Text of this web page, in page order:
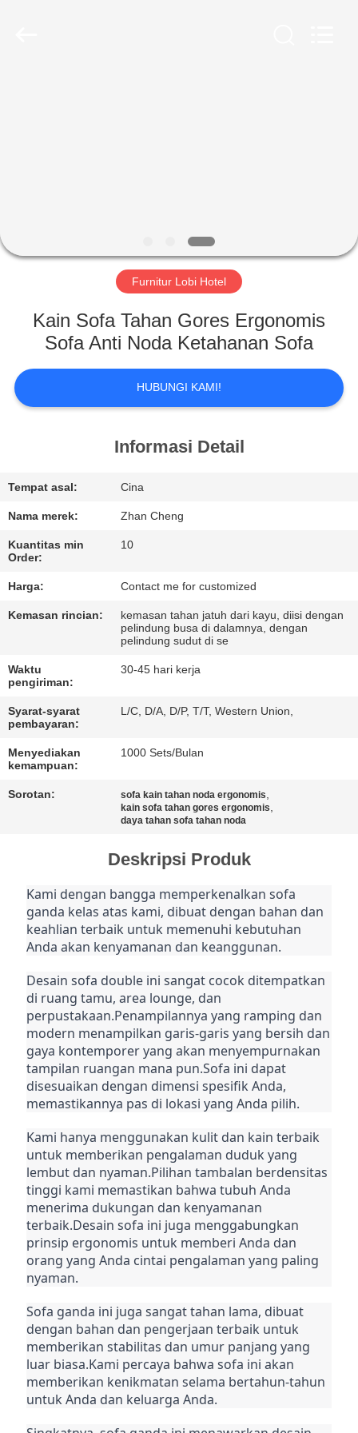
PERTUNJUKAN
VR
TENTANG
KAMI
TUR
PABRIK
KUALITAS
MINTA
KUTIPAN
SITEMAP
KEBIJAKAN
PRIBADI
Furnitur Lobi Hotel
Kain Sofa Tahan Gores Ergonomis
Sofa Anti Noda Ketahanan Sofa
HUBUNGI KAMI!
Informasi Detail
Tempat asal: Cina
Nama merek: Zhan Cheng
Kuantitas min
Order:
10
Harga: Contact me for customized
Kemasan rincian:
kemasan tahan jatuh dari kayu, diisi dengan
pelindung busa di dalamnya, dengan
pelindung sudut di se
Waktu
pengiriman:
30-45 hari kerja
Syarat-syarat
pembayaran:
L/C, D/A, D/P, T/T, Western Union,
Menyediakan
kemampuan:
1000 Sets/Bulan
Sorotan: sofa kain tahan noda ergonomis
kain sofa tahan gores ergonomis
daya tahan sofa tahan noda
Deskripsi Produk
Kami dengan bangga memperkenalkan sofa
ganda kelas atas kami, dibuat dengan bahan dan
keahlian terbaik untuk memenuhi kebutuhan
Anda akan kenyamanan dan keanggunan.
Desain sofa double ini sangat cocok ditempatkan
di ruang tamu, area lounge, dan
perpustakaan.Penampilannya yang ramping dan
modern menampilkan garis-garis yang bersih dan
gaya kontemporer yang akan menyempurnakan
tampilan ruangan mana pun.Sofa ini dapat
disesuaikan dengan dimensi spesifik Anda,
memastikannya pas di lokasi yang Anda pilih.
Kami hanya menggunakan kulit dan kain terbaik
untuk memberikan pengalaman duduk yang
lembut dan nyaman.Pilihan tambalan berdensitas
tinggi kami memastikan bahwa tubuh Anda
menerima dukungan dan kenyamanan
terbaik.Desain sofa ini juga menggabungkan
prinsip ergonomis untuk memberi Anda dan
orang yang Anda cintai pengalaman yang paling
nyaman.
Sofa ganda ini juga sangat tahan lama, dibuat
dengan bahan dan pengerjaan terbaik untuk
memberikan stabilitas dan umur panjang yang
luar biasa.Kami percaya bahwa sofa ini akan
memberikan kenikmatan selama bertahun-tahun
untuk Anda dan keluarga Anda.